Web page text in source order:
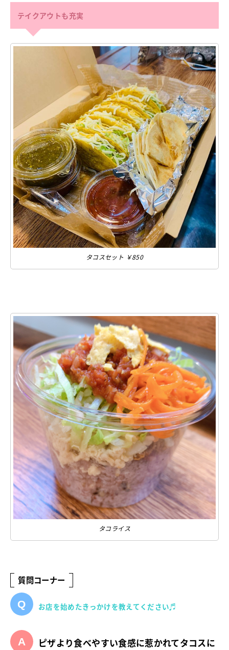
テイクアウトも充実
タコスセット ￥850
タコライス
質問コーナー
お店を始めたきっかけを教えてください♬
ピザより食べやすい食感に惹かれてタコスに